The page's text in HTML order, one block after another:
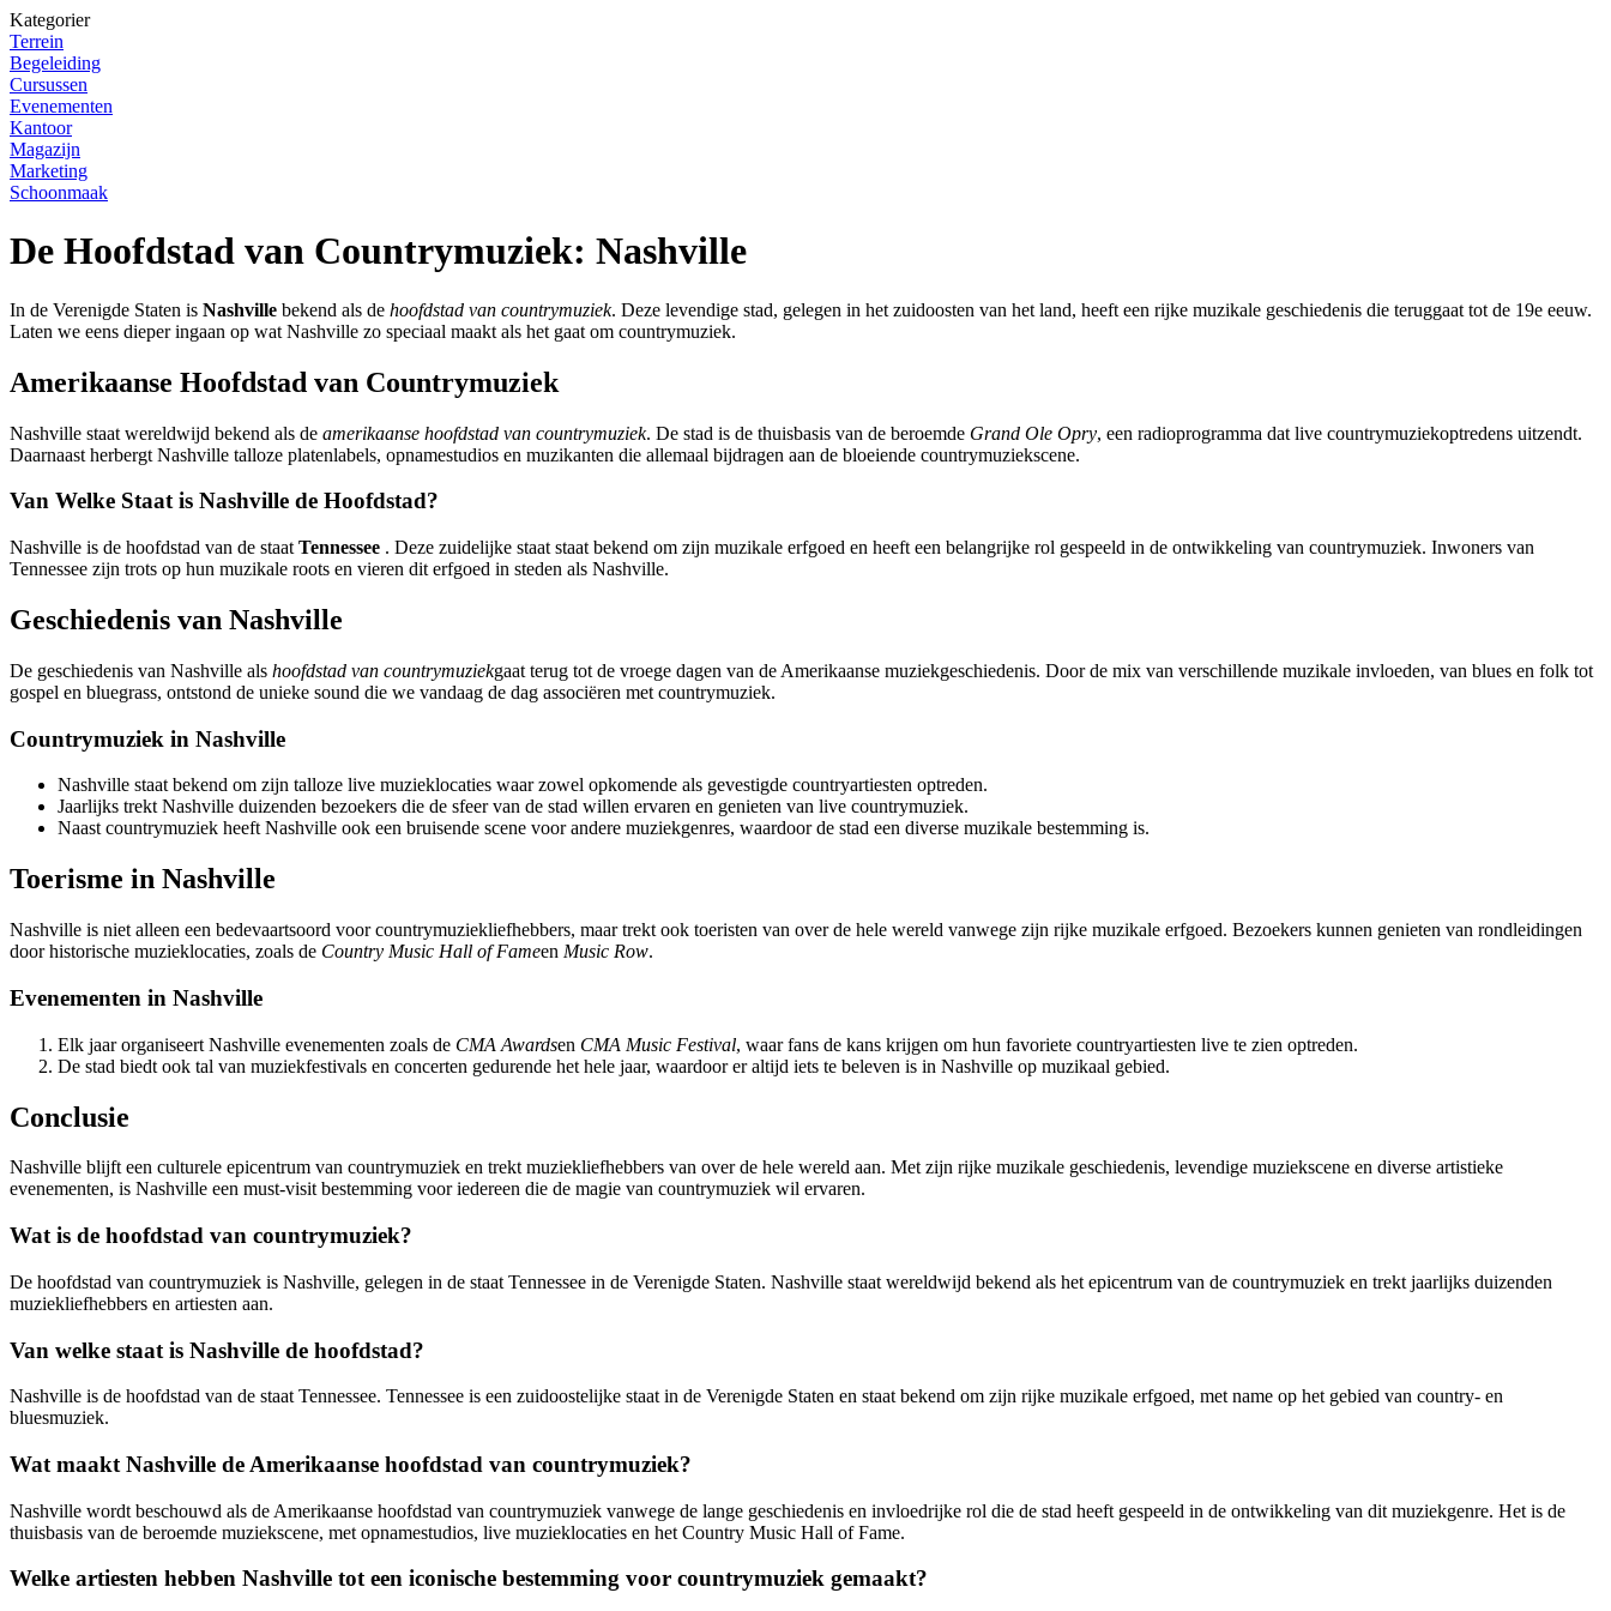
Kategorier
Terrein
Begeleiding
Cursussen
Evenementen
Kantoor
Magazijn
Marketing
Schoonmaak
De Hoofdstad van Countrymuziek: Nashville
In de Verenigde Staten is Nashville bekend als de hoofdstad van countrymuziek. Deze levendige stad, gelegen in het zuidoosten van het land, heeft een rijke muzikale geschiedenis die teruggaat tot de 19e eeuw.
Laten we eens dieper ingaan op wat Nashville zo speciaal maakt als het gaat om countrymuziek.
Amerikaanse Hoofdstad van Countrymuziek
Nashville staat wereldwijd bekend als de amerikaanse hoofdstad van countrymuziek. De stad is de thuisbasis van de beroemde Grand Ole Opry, een radioprogramma dat live countrymuziekoptredens uitzendt.
Daarnaast herbergt Nashville talloze platenlabels, opnamestudios en muzikanten die allemaal bijdragen aan de bloeiende countrymuziekscene.
Van Welke Staat is Nashville de Hoofdstad?
Nashville is de hoofdstad van de staat Tennessee . Deze zuidelijke staat staat bekend om zijn muzikale erfgoed en heeft een belangrijke rol gespeeld in de ontwikkeling van countrymuziek. Inwoners van
Tennessee zijn trots op hun muzikale roots en vieren dit erfgoed in steden als Nashville.
Geschiedenis van Nashville
De geschiedenis van Nashville als hoofdstad van countrymuziekgaat terug tot de vroege dagen van de Amerikaanse muziekgeschiedenis. Door de mix van verschillende muzikale invloeden, van blues en folk tot
gospel en bluegrass, ontstond de unieke sound die we vandaag de dag associëren met countrymuziek.
Countrymuziek in Nashville
Nashville staat bekend om zijn talloze live muzieklocaties waar zowel opkomende als gevestigde countryartiesten optreden.
Jaarlijks trekt Nashville duizenden bezoekers die de sfeer van de stad willen ervaren en genieten van live countrymuziek.
Naast countrymuziek heeft Nashville ook een bruisende scene voor andere muziekgenres, waardoor de stad een diverse muzikale bestemming is.
Toerisme in Nashville
Nashville is niet alleen een bedevaartsoord voor countrymuziekliefhebbers, maar trekt ook toeristen van over de hele wereld vanwege zijn rijke muzikale erfgoed. Bezoekers kunnen genieten van rondleidingen
door historische muzieklocaties, zoals de Country Music Hall of Fameen Music Row.
Evenementen in Nashville
Elk jaar organiseert Nashville evenementen zoals de CMA Awardsen CMA Music Festival, waar fans de kans krijgen om hun favoriete countryartiesten live te zien optreden.
De stad biedt ook tal van muziekfestivals en concerten gedurende het hele jaar, waardoor er altijd iets te beleven is in Nashville op muzikaal gebied.
Conclusie
Nashville blijft een culturele epicentrum van countrymuziek en trekt muziekliefhebbers van over de hele wereld aan. Met zijn rijke muzikale geschiedenis, levendige muziekscene en diverse artistieke
evenementen, is Nashville een must-visit bestemming voor iedereen die de magie van countrymuziek wil ervaren.
Wat is de hoofdstad van countrymuziek?
De hoofdstad van countrymuziek is Nashville, gelegen in de staat Tennessee in de Verenigde Staten. Nashville staat wereldwijd bekend als het epicentrum van de countrymuziek en trekt jaarlijks duizenden
muziekliefhebbers en artiesten aan.
Van welke staat is Nashville de hoofdstad?
Nashville is de hoofdstad van de staat Tennessee. Tennessee is een zuidoostelijke staat in de Verenigde Staten en staat bekend om zijn rijke muzikale erfgoed, met name op het gebied van country- en
bluesmuziek.
Wat maakt Nashville de Amerikaanse hoofdstad van countrymuziek?
Nashville wordt beschouwd als de Amerikaanse hoofdstad van countrymuziek vanwege de lange geschiedenis en invloedrijke rol die de stad heeft gespeeld in de ontwikkeling van dit muziekgenre. Het is de
thuisbasis van de beroemde muziekscene, met opnamestudios, live muzieklocaties en het Country Music Hall of Fame.
Welke artiesten hebben Nashville tot een iconische bestemming voor countrymuziek gemaakt?